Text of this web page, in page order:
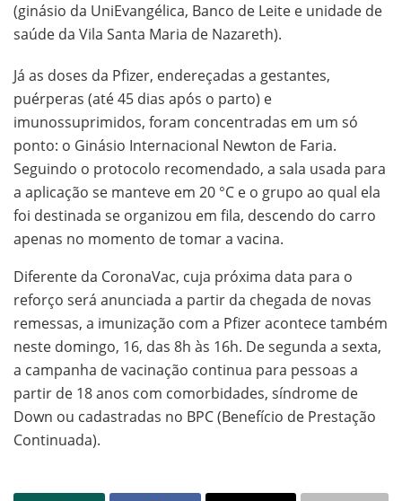
(ginásio da UniEvangélica, Banco de Leite e unidade de
saúde da Vila Santa Maria de Nazareth).
Já as doses da Pfizer, endereçadas a gestantes,
puérperas (até 45 dias após o parto) e
imunossuprimidos, foram concentradas em um só
ponto: o Ginásio Internacional Newton de Faria.
Seguindo o protocolo recomendado, a sala usada para
a aplicação se manteve em 20 °C e o grupo ao qual ela
foi destinada se organizou em fila, descendo do carro
apenas no momento de tomar a vacina.
Diferente da CoronaVac, cuja próxima data para o
reforço será anunciada a partir da chegada de novas
remessas, a imunização com a Pfizer acontece também
neste domingo, 16, das 8h às 16h. De segunda a sexta,
a campanha de vacinação continua para pessoas a
partir de 18 anos com comorbidades, síndrome de
Down ou cadastradas no BPC (Benefício de Prestação
Continuada).